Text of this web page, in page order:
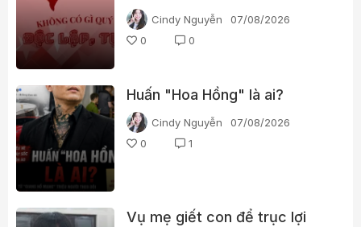
thế nào?Cindy Nguyễn
07/08/2026
0
0
Huấn "Hoa Hồng" là ai?
Cindy Nguyễn
07/08/2026
0
1
Vụ mẹ giết con để trục lợi